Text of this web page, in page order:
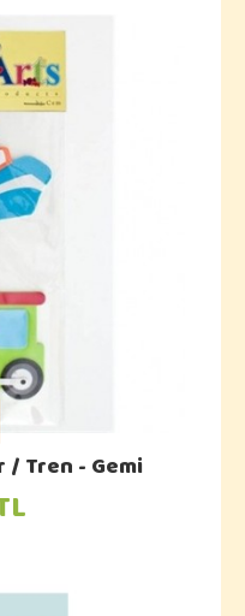
/ Tren - Gemi